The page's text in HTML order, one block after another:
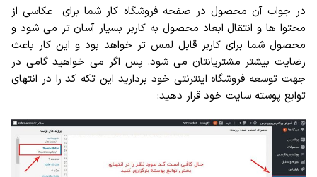
در جواب آن محصول در صفحه فروشگاه کار شما برای عکاسی از
محتوا ها و انتقال ابعاد محصول به کاربر بسیار آسان تر می شود و
محصول شما برای کاربر قابل لمس تر خواهد بود و این کار باعث
رضایت بیشتر مشتریانتان می شود. پس اگر می خواهید گامی در
جهت توسعه فروشگاه اینترنتی خود بردارید این تکه کد را در انتهای
توابع پوسته سایت خود قرار دهید: